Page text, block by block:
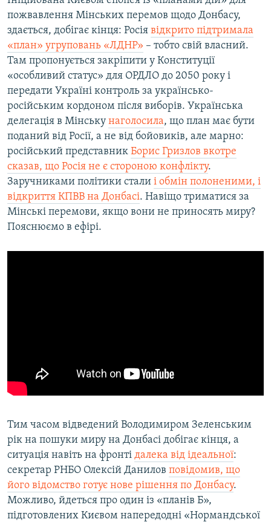
Усі сайти RFE/RL
пожвавлення Мінських перемов щодо Донбасу,
здається, добігає кінця: Росія відкрито підтримала
«план» угруповань «ЛДНР» – тобто свій власний.
Там пропонується закріпити у Конституції
«особливий статус» для ОРДЛО до 2050 року і
передати Україні контроль за українсько-
російським кордоном після виборів. Українська
делегація в Мінську наголосила, що план має бути
поданий від Росії, а не від бойовиків, але марно:
російський представник Борис Гризлов вкотре
сказав, що Росія не є стороною конфлікту.
Заручниками політики стали і обмін полоненими, і
відкриття КПВВ на Донбасі. Навіщо триматися за
Мінські перемови, якщо вони не приносять миру?
Пояснюємо в ефірі.
Тим часом відведений Володимиром Зеленським
рік на пошуки миру на Донбасі добігає кінця, а
ситуація навіть на фронті далека від ідеальної:
секретар РНБО Олексій Данилов повідомив, що
його відомство готує нове рішення по Донбасу.
Можливо, йдеться про один із «планів Б»,
підготовлених Києвом напередодні «Нормандської